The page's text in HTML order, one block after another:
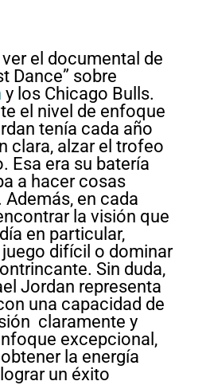
el documental de
Dance” sobre
y los Chicago Bulls.
el nivel de enfoque
tenía cada año
clara, alzar el trofeo
Esa era su batería
a hacer cosas
en cada
la visión que
en particular,
difícil o dominar
Sin duda,
Jordan representa
una capacidad de
claramente y
excepcional,
la energía
un éxito